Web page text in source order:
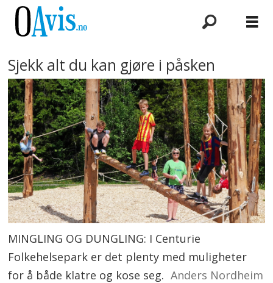
Sjekk alt du kan gjøre i påsken
MINGLING OG DUNGLING: I Centurie
Folkehelsepark er det plenty med muligheter
for å både klatre og kose seg. Anders Nordheim